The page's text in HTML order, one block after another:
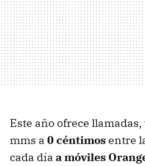
Este año ofrece
mms a 0 céntimosentre
cada día a móviles